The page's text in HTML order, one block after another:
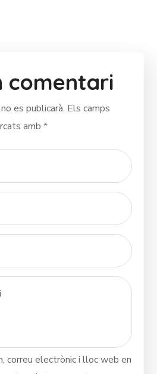
comentari
es publicarà. Els camps
amb*
correu electrònic i lloc web en